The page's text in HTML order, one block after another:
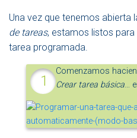
Una vez que tenemos abierta
de tareas, estamos listos
tarea programada.
Comenzamos
Crear tarea básica…